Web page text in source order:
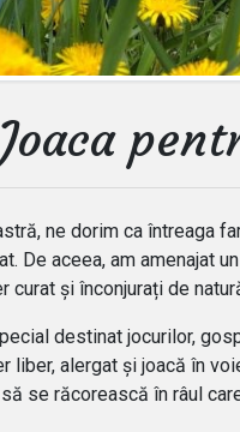
ne dorim ca întreaga
De aceea, am amenajat un
curat și înconjurați de
destinat jocurilor,
liber, alergat și joacă în
se răcorească în râul